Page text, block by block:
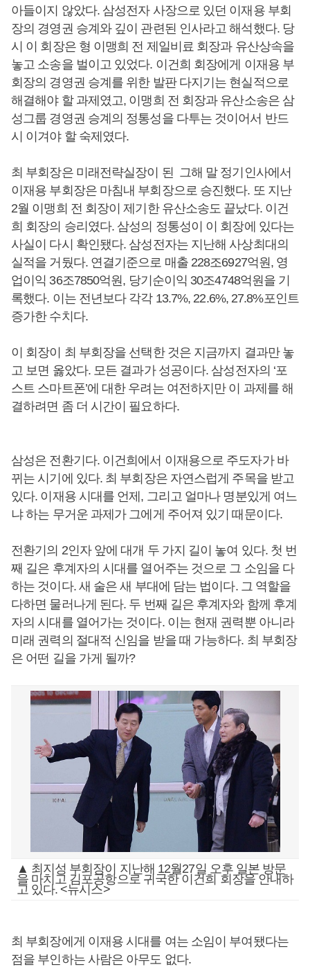
아들이지 않았다. 삼성전자 사장으로 있던 이재용 부회
장의 경영권 승계와 깊이 관련된 인사라고 해석했다. 당
시 이 회장은 형 이맹희 전 제일비료 회장과 유산상속을
놓고 소송을 벌이고 있었다. 이건희 회장에게 이재용 부
회장의 경영권 승계를 위한 발판 다지기는 현실적으로
해결해야 할 과제였고, 이맹희 전 회장과 유산소송은 삼
성그룹 경영권 승계의 정통성을 다투는 것이어서 반드
시 이겨야 할 숙제였다.
최 부회장은 미래전략실장이 된 그해 말 정기인사에서
이재용 부회장은 마침내 부회장으로 승진했다. 또 지난
2월 이맹희 전 회장이 제기한 유산소송도 끝났다. 이건
희 회장의 승리였다. 삼성의 정통성이 이 회장에 있다는
사실이 다시 확인됐다. 삼성전자는 지난해 사상최대의
실적을 거뒀다. 연결기준으로 매출 228조6927억원, 영
업이익 36조7850억원, 당기순이익 30조4748억원을 기
록했다. 이는 전년보다 각각 13.7%, 22.6%, 27.8%포인트
증가한 수치다.
이 회장이 최 부회장을 선택한 것은 지금까지 결과만 놓
고 보면 옳았다. 모든 결과가 성공이다. 삼성전자의 ‘포
스트 스마트폰’에 대한 우려는 여전하지만 이 과제를 해
결하려면 좀 더 시간이 필요하다.
삼성은 전환기다. 이건희에서 이재용으로 주도자가 바
뀌는 시기에 있다. 최 부회장은 자연스럽게 주목을 받고
있다. 이재용 시대를 언제, 그리고 얼마나 명분있게 여느
냐 하는 무거운 과제가 그에게 주어져 있기 때문이다.
전환기의 2인자 앞에 대개 두 가지 길이 놓여 있다. 첫 번
째 길은 후계자의 시대를 열어주는 것으로 그 소임을 다
하는 것이다. 새 술은 새 부대에 담는 법이다. 그 역할을
다하면 물러나게 된다. 두 번째 길은 후계자와 함께 후계
자의 시대를 열어가는 것이다. 이는 현재 권력뿐 아니라
미래 권력의 절대적 신임을 받을 때 가능하다. 최 부회장
은 어떤 길을 가게 될까?
▲ 최지성 부회장이 지난해 12월27일 오후 일본 방문
을 마치고 김포공항으로 귀국한 이건희 회장을 안내하
고 있다. <뉴시스>
최 부회장에게 이재용 시대를 여는 소임이 부여됐다는
점을 부인하는 사람은 아무도 없다.